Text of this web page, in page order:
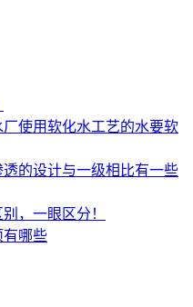
使用软化水工艺的水要软
的设计与一级相比有一些
，一眼区分！
有哪些